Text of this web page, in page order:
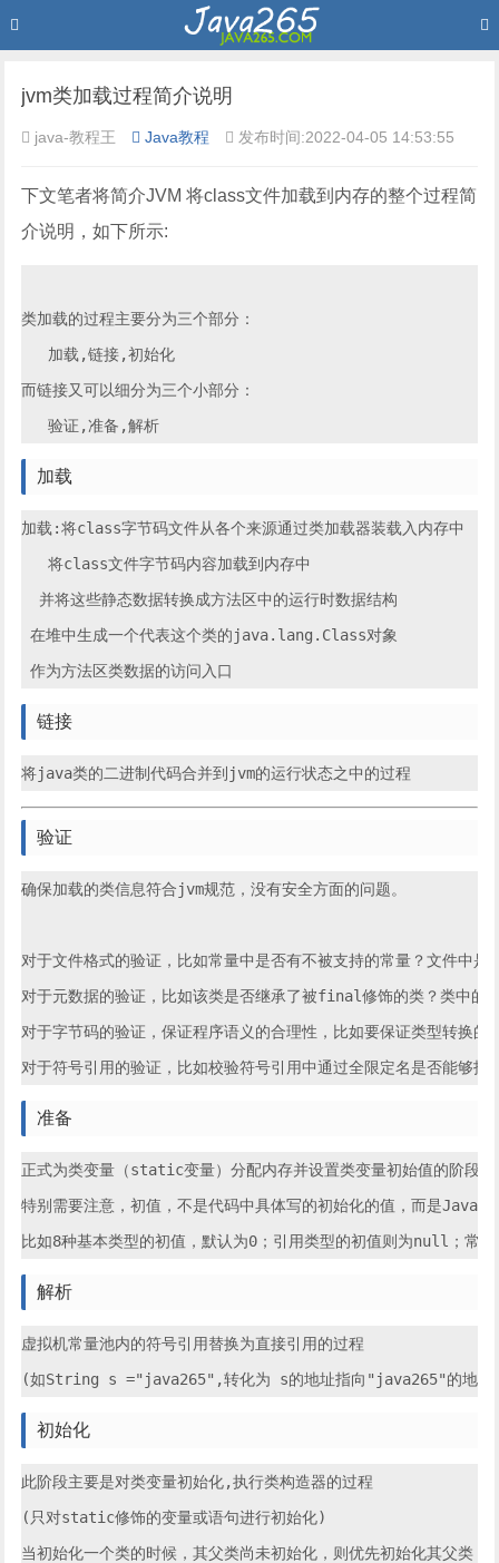
jvm类加载过程简介说明
java-教程王 Java教程 发布时间:2022-04-05 14:53:55
下文笔者将简介JVM 将class文件加载到内存的整个过程简
介说明，如下所示:
类加载的过程主要分为三个部分：
   加载,链接,初始化
而链接又可以细分为三个小部分：
加载
加载:将class字节码文件从各个来源通过类加载器装载入内存中
   将class文件字节码内容加载到内存中
  并将这些静态数据转换成方法区中的运行时数据结构
在堆中生成一个代表这个类的java.lang.Class对象
链接
验证
确保加载的类信息符合jvm规范，没有安全方面的问题。
对于文件格式的验证，比如常量中是否有不被支持的常量？文件中是
对于元数据的验证，比如该类是否继承了被final修饰的类？类中的
对于字节码的验证，保证程序语义的合理性，比如要保证类型转换的
准备
正式为类变量（static变量）分配内存并设置类变量初始值的阶段
特别需要注意，初值，不是代码中具体写的初始化的值，而是Java
解析
虚拟机常量池内的符号引用替换为直接引用的过程
初始化
此阶段主要是对类变量初始化,执行类构造器的过程
(只对static修饰的变量或语句进行初始化)
当初始化一个类的时候，其父类尚未初始化，则优先初始化其父类